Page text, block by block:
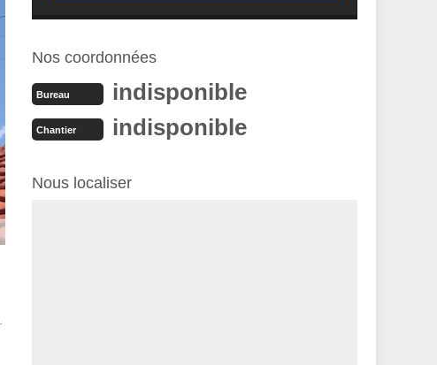
Nos coordonnées
Bureau indisponible
Chantier indisponible
Nous localiser